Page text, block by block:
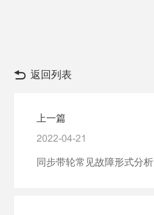
返回列表
上一篇
2022-04-21
同步带轮常见故障形式分析